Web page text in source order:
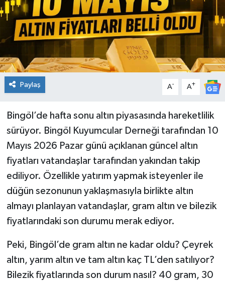
Paylaş A- A+
Bingöl’de hafta sonu altın piyasasında hareketlilik
sürüyor. Bingöl Kuyumcular Derneği tarafından 10
Mayıs 2026 Pazar günü açıklanan güncel altın
fiyatları vatandaşlar tarafından yakından takip
ediliyor. Özellikle yatırım yapmak isteyenler ile
düğün sezonunun yaklaşmasıyla birlikte altın
almayı planlayan vatandaşlar, gram altın ve bilezik
fiyatlarındaki son durumu merak ediyor.
Peki, Bingöl’de gram altın ne kadar oldu? Çeyrek
altın, yarım altın ve tam altın kaç TL’den satılıyor?
Bilezik fiyatlarında son durum nasıl? 40 gram, 30
SAĞLIK
SİYASET
SOLHAN
SPOR
YAYLADERE
YEDİSU